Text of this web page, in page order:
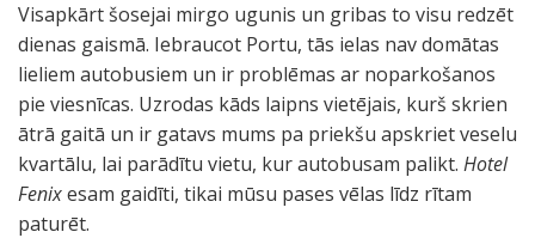
Visapkārt šosejai mirgo ugunis un gribas to visu redzēt
dienas gaismā. Iebraucot Portu, tās ielas nav domātas
lieliem autobusiem un ir problēmas ar noparkošanos
pie viesnīcas. Uzrodas kāds laipns vietējais, kurš skrien
ātrā gaitā un ir gatavs mums pa priekšu apskriet veselu
kvartālu, lai parādītu vietu, kur autobusam palikt. Hotel
Fenixesam gaidīti, tikai mūsu pases vēlas līdz rītam
paturēt.